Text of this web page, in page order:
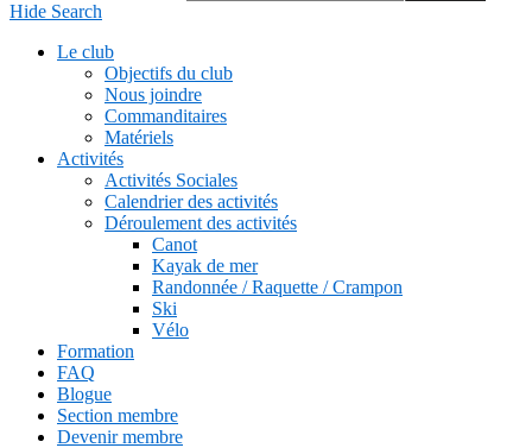
Hide Search
Le club
Objectifs du club
Nous joindre
Commanditaires
Matériels
Activités
Activités Sociales
Calendrier des activités
Déroulement des activités
Canot
Kayak de mer
Randonnée / Raquette / Crampon
Ski
Vélo
Formation
FAQ
Blogue
Section membre
Devenir membre